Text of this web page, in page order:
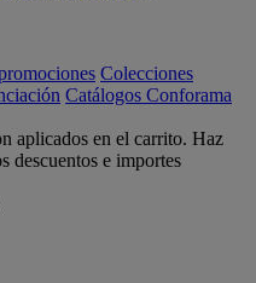
Colecciones
Catálogos Conforama
aplicados en el carrito. Haz
descuentos e importes